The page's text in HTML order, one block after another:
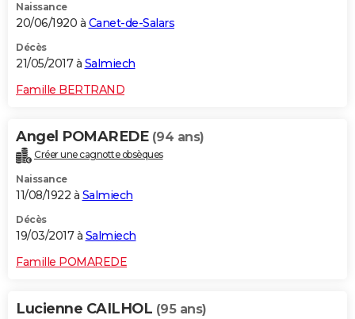
Naissance
20/06/1920 à Canet-de-Salars
Décès
21/05/2017 à Salmiech
Famille BERTRAND
Angel POMAREDE (94 ans)
Créer une cagnotte obsèques
Naissance
11/08/1922 à Salmiech
Décès
19/03/2017 à Salmiech
Famille POMAREDE
Lucienne CAILHOL (95 ans)